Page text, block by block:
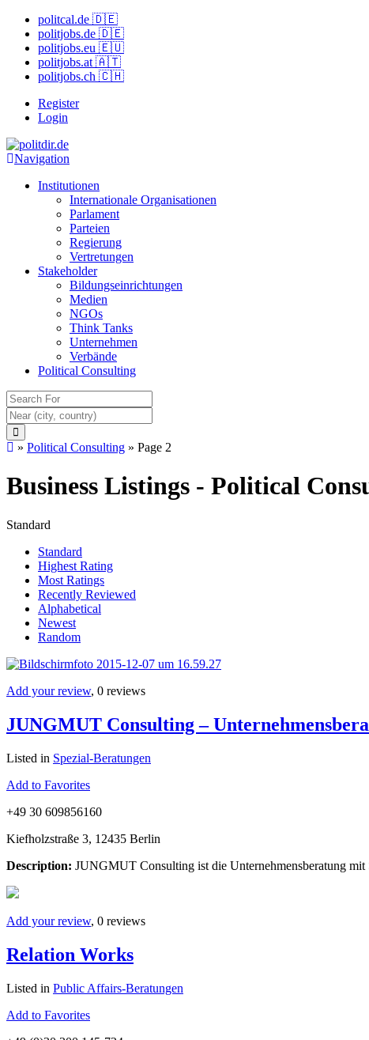
politcal.de 🇩🇪
politjobs.de 🇩🇪
politjobs.eu 🇪🇺
politjobs.at 🇦🇹
politjobs.ch 🇨🇭
Register
Login
Navigation
Institutionen
Internationale Organisationen
Parlament
Parteien
Regierung
Vertretungen
Stakeholder
Bildungseinrichtungen
Medien
NGOs
Think Tanks
Unternehmen
Verbände
Political Consulting
» Political Consulting » Page 2
Business Listings - Political
Standard
Standard
Highest Rating
Most Ratings
Recently Reviewed
Alphabetical
Newest
Random
Add your review, 0 reviews
JUNGMUT Consulting –
Listed in Spezial-Beratungen
Add to Favorites
+49 30 609856160
Kiefholzstraße 3, 12435 Berlin
Description: JUNGMUT Consulting ist die Unternehmensberatung
Add your review, 0 reviews
Relation Works
Listed in Public Affairs-Beratungen
Add to Favorites